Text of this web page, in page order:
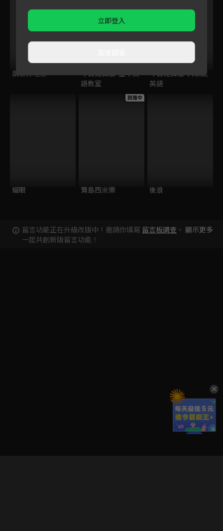
請世界吃桌
今日免費版-空中英
語教室
今日免費版-大家說
英語
耀眼
跟播中
寶島西米樂 後浪
留言功能正在升級改版中！邀請你填寫 留言板調查 ，
一起共創新版留言功能！
顯示更多
立即登入